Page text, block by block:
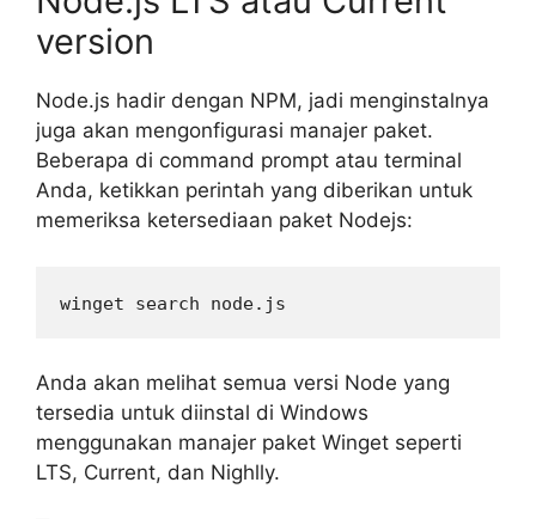
version
Node.js hadir dengan NPM, jadi menginstalnya
juga akan mengonfigurasi manajer paket.
Beberapa di command prompt atau terminal
Anda, ketikkan perintah yang diberikan untuk
memeriksa ketersediaan paket Nodejs:
winget search node.js
Anda akan melihat semua versi Node yang
tersedia untuk diinstal di Windows
menggunakan manajer paket Winget seperti
LTS, Current, dan Nighlly.